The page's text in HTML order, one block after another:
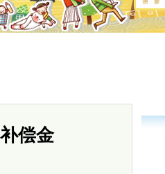
偿金